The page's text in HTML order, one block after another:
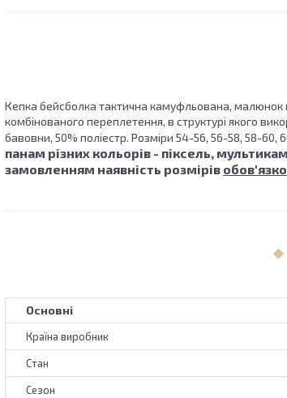
Кепка бейсболка тактична камуфльована, малюнок
комбінованого переплетення, в структурі якого
бавовни, 50% поліестр. Розміри 54-56, 56-58, 58-60,
панам різних кольорів - піксель,
замовленням наявність розмірів
Основні
Країна виробник
Стан
Сезон